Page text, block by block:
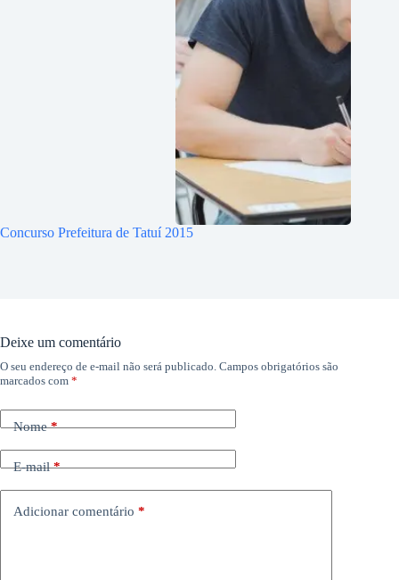
Concurso Prefeitura de Tatuí 2015
Deixe um comentário
O seu endereço de e-mail não será publicado. Campos obrigatórios são
marcados com *
Nome*
E-mail*
Adicionar comentário *